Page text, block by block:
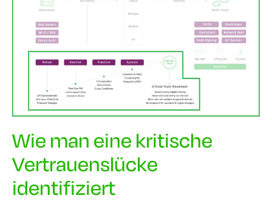
Wie man eine kritische
Vertrauenslücke
identifiziert